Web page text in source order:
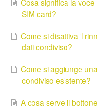
Cosa significa la
SIM card?
Come si disattiva il
dati condiviso?
Come si aggiunge
condiviso esistente?
A cosa serve il